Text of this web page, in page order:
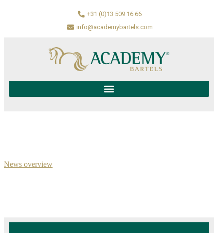
+31 (0)13 509 16 66
info@academybartels.com
News overview